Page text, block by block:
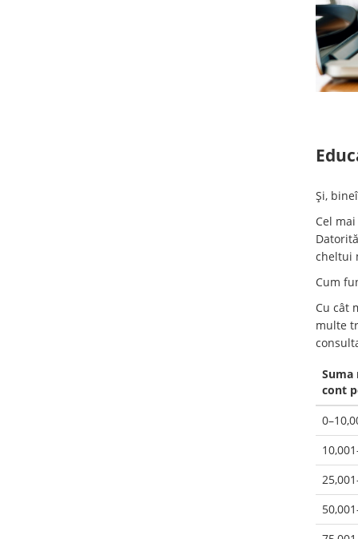
Și,
Cel
cheltui
Cum
Cu cât
multe
cont